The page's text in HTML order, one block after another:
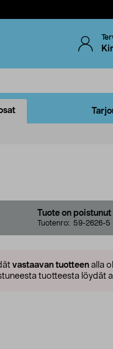
Tuote on poistunut
Tuotenro: 59-2626-5
vastaavan tuotteen alla
tuotteesta löydät